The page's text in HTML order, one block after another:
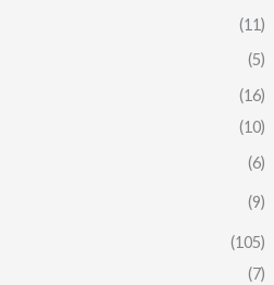
(11)
(5)
(16)
(10)
(6)
(9)
(105)
(7)